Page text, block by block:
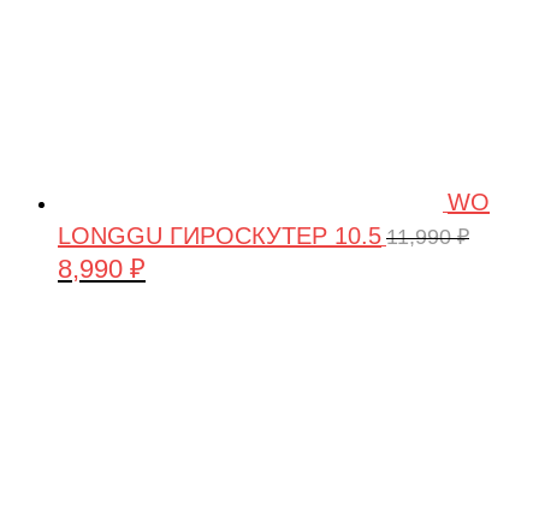
WO
LONGGU ГИРОСКУТЕР 10.5 11,990₽
Первоначальная
8,990 ₽